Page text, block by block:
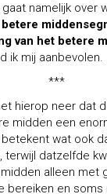
namelijk over
van het betere
ik mij aanbevolen.
***
hierop neer dat
midden een
wat ook
terwijl datzelfde
alleen met
bereiken en soms